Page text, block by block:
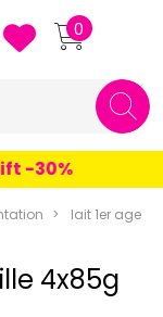
Grande
0
-30%
lait 1er age
4x85g